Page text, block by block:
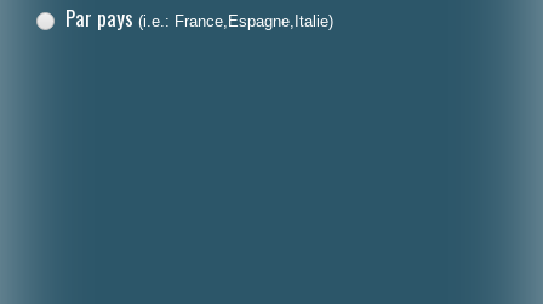
Par pays (i.e.: France,Espagne,Italie)